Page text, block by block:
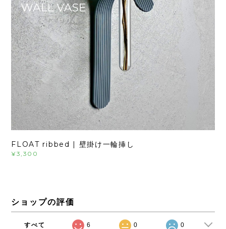
FLOAT ribbed | 壁掛け一輪挿し
¥3,300
ショップの評価
すべて 6 0 0